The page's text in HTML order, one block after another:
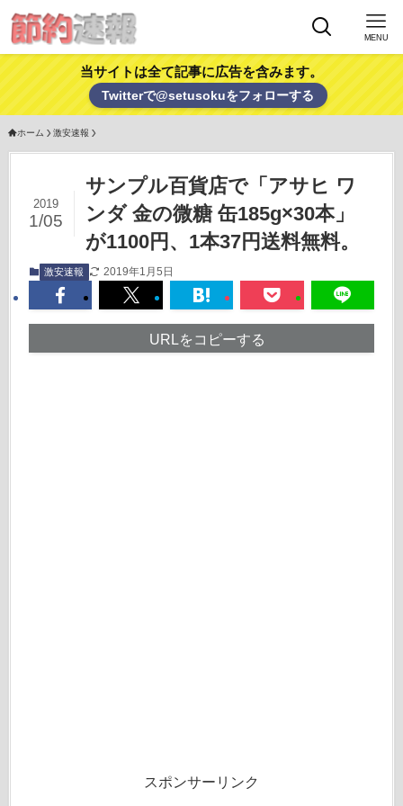
MENU
当サイトは全て記事に広告を含みます。
Twitterで@setusokuをフォローする
ホーム 激安速報
サンプル百貨店で「アサヒ ワ
ンダ 金の微糖 缶185g×30本」
が1100円、1本37円送料無料。
2019
1/05
激安速報 2019年1月5日
URLをコピーする
スポンサーリンク